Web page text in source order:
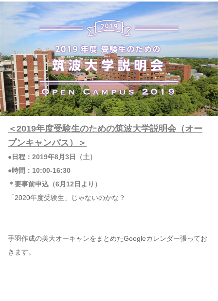
＜2019年度受験生のための筑波大学説明会（オー
プンキャンパス）＞
●日程：2019年8月3日（土）
●時間：10:00-16:30
＊要事前申込（6月12日より）
「2020年度受験生」じゃないのかな？
手羽作成の美大オーキャンをまとめたGoogleカレンダー張ってお
きます。